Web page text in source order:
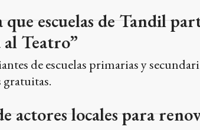
escuelas de Tandil
al Teatro”
de escuelas primarias y
actores locales para